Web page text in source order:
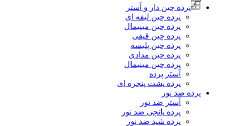
پرده چین دار و آستر
پرده چین لیفه ای
پرده چین مینیمال
پرده چین قیفی
پرده چین پلیسه
پرده چین مدادی
پرده چین مینیمال
آستر پرده
پرده پشت پنجره ای
پرده ضد نور
آستر ضد نور
پرده پانچی ضد نور
پرده شید ضد نور